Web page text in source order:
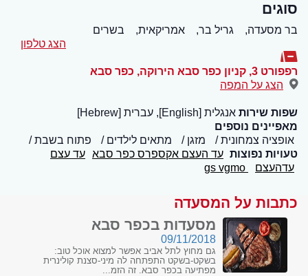
סוגים
בר מסעדה, גריל בר, אמריקאית,
בשרים
הצג טלפון
רפפורט 3, קניון כפר סבא הירוקה , כפר סבא
הצג על המפה
שפות שירות אנגלית [English], עברית [Hebrew]
מאפיינים נוספים
אופציה צמחונית
מזגן מתאים לילדים
פתוח בשבת
טעויות נפוצות עד העצם אקספרס כפר סבא עד עצם
עדהעצם
כתבות על המסעדה
מסעדות בכפר סבא
09/11/2018
גם מחוץ לתל אביב אפשר למצוא אוכל טוב:
בשקט-בשקט התפתחה לה מיני-סצנת קולינרית
מפתיעה בכפר סבא. זה הזמ...